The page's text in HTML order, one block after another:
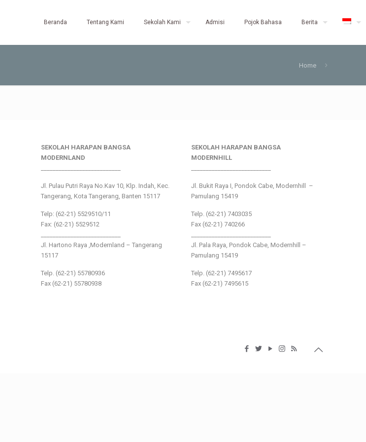
Beranda Tentang Kami Sekolah Kami Admisi Pojok Bahasa Berita
Home
SEKOLAH HARAPAN BANGSA
MODERNLAND
Jl. Pulau Putri Raya No.Kav 10, Klp. Indah, Kec.
Tangerang, Kota Tangerang, Banten 15117
Telp: (62-21) 5529510/11
Fax: (62-21) 5529512
Jl. Hartono Raya ,Modernland – Tangerang
15117
Telp. (62-21) 55780936
Fax (62-21) 55780938
SEKOLAH HARAPAN BANGSA
MODERNHILL
Jl. Bukit Raya I, Pondok Cabe, Modernhill –
Pamulang 15419
Telp. (62-21) 7403035
Fax (62-21) 740266
Jl. Pala Raya, Pondok Cabe, Modernhill –
Pamulang 15419
Telp. (62-21) 7495617
Fax (62-21) 7495615